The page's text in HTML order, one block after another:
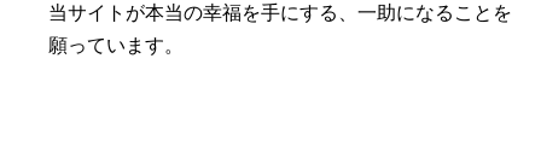
当サイトが本当の幸福を手にする、一助になることを
願っています。